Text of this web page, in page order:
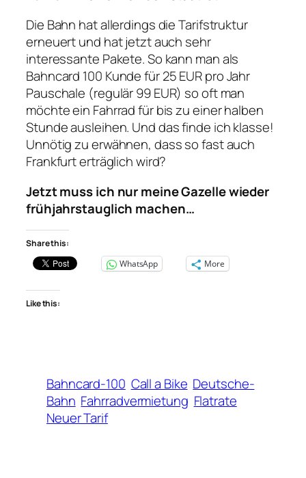
Die Bahn hat allerdings die Tarifstruktur
erneuert und hat jetzt auch sehr
interessante Pakete. So kann man als
Bahncard 100 Kunde für 25 EUR pro Jahr
Pauschale (regulär 99 EUR) so oft man
möchte ein Fahrrad für bis zu einer halben
Stunde ausleihen. Und das finde ich klasse!
Unnötig zu erwähnen, dass so fast auch
Frankfurt erträglich wird?
Jetzt muss ich nur meine Gazelle wieder
frühjahrstauglich machen…
Share this:
WhatsApp
More
Like this:
Bahncard-100 Call a Bike Deutsche-
Bahn Fahrradvermietung Flatrate
Neuer Tarif